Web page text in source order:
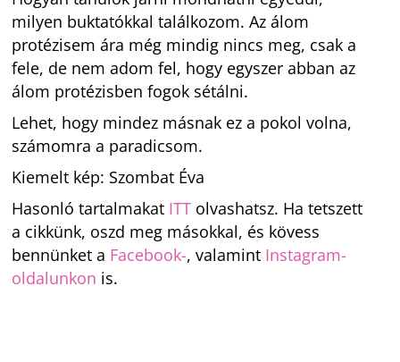
milyen buktatókkal találkozom. Az álom
protézisem ára még mindig nincs meg, csak a
fele, de nem adom fel, hogy egyszer abban az
álom protézisben fogok sétálni.
Lehet, hogy mindez másnak ez a pokol volna,
számomra a paradicsom.
Kiemelt kép: Szombat Éva
Hasonló tartalmakat ITT olvashatsz. Ha tetszett
a cikkünk, oszd meg másokkal, és kövess
bennünket a Facebook-, valamint Instagram-
oldalunkon is.